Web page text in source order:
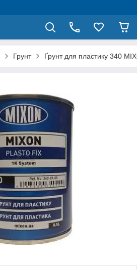
Грунт Ґрунт для пластику 340